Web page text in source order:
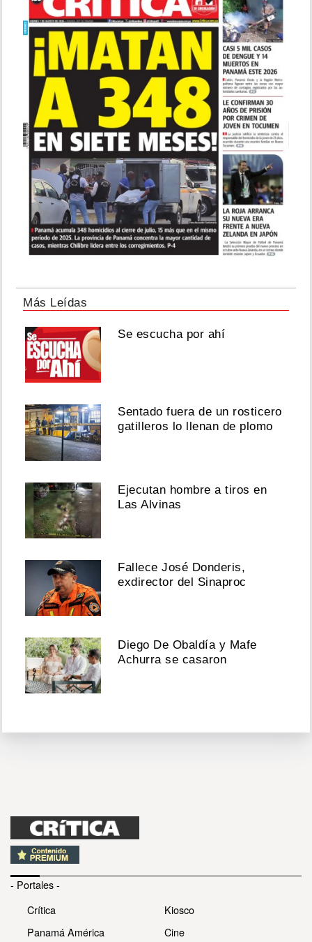
Más Leídas
Se escucha por ahí
Sentado fuera de un rosticero
gatilleros lo llenan de plomo
Ejecutan hombre a tiros en
Las Alvinas
Fallece José Donderis,
exdirector del Sinaproc
Diego De Obaldía y Mafe
Achurra se casaron
- Portales -
Crítica
Panamá América
Kiosco
Cine